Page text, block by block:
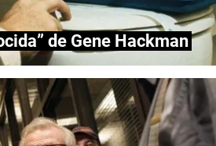
| CONTACTO |
de Gene Hackman